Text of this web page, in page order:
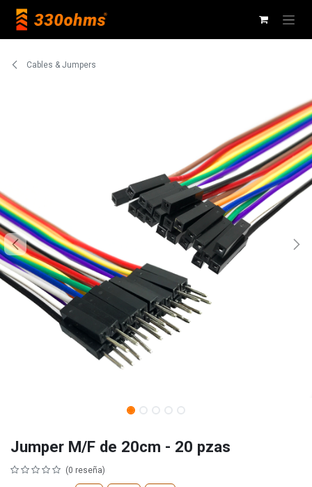
Cables & Jumpers
Jumper M/F de 20cm - 20 pzas
(0 reseña)